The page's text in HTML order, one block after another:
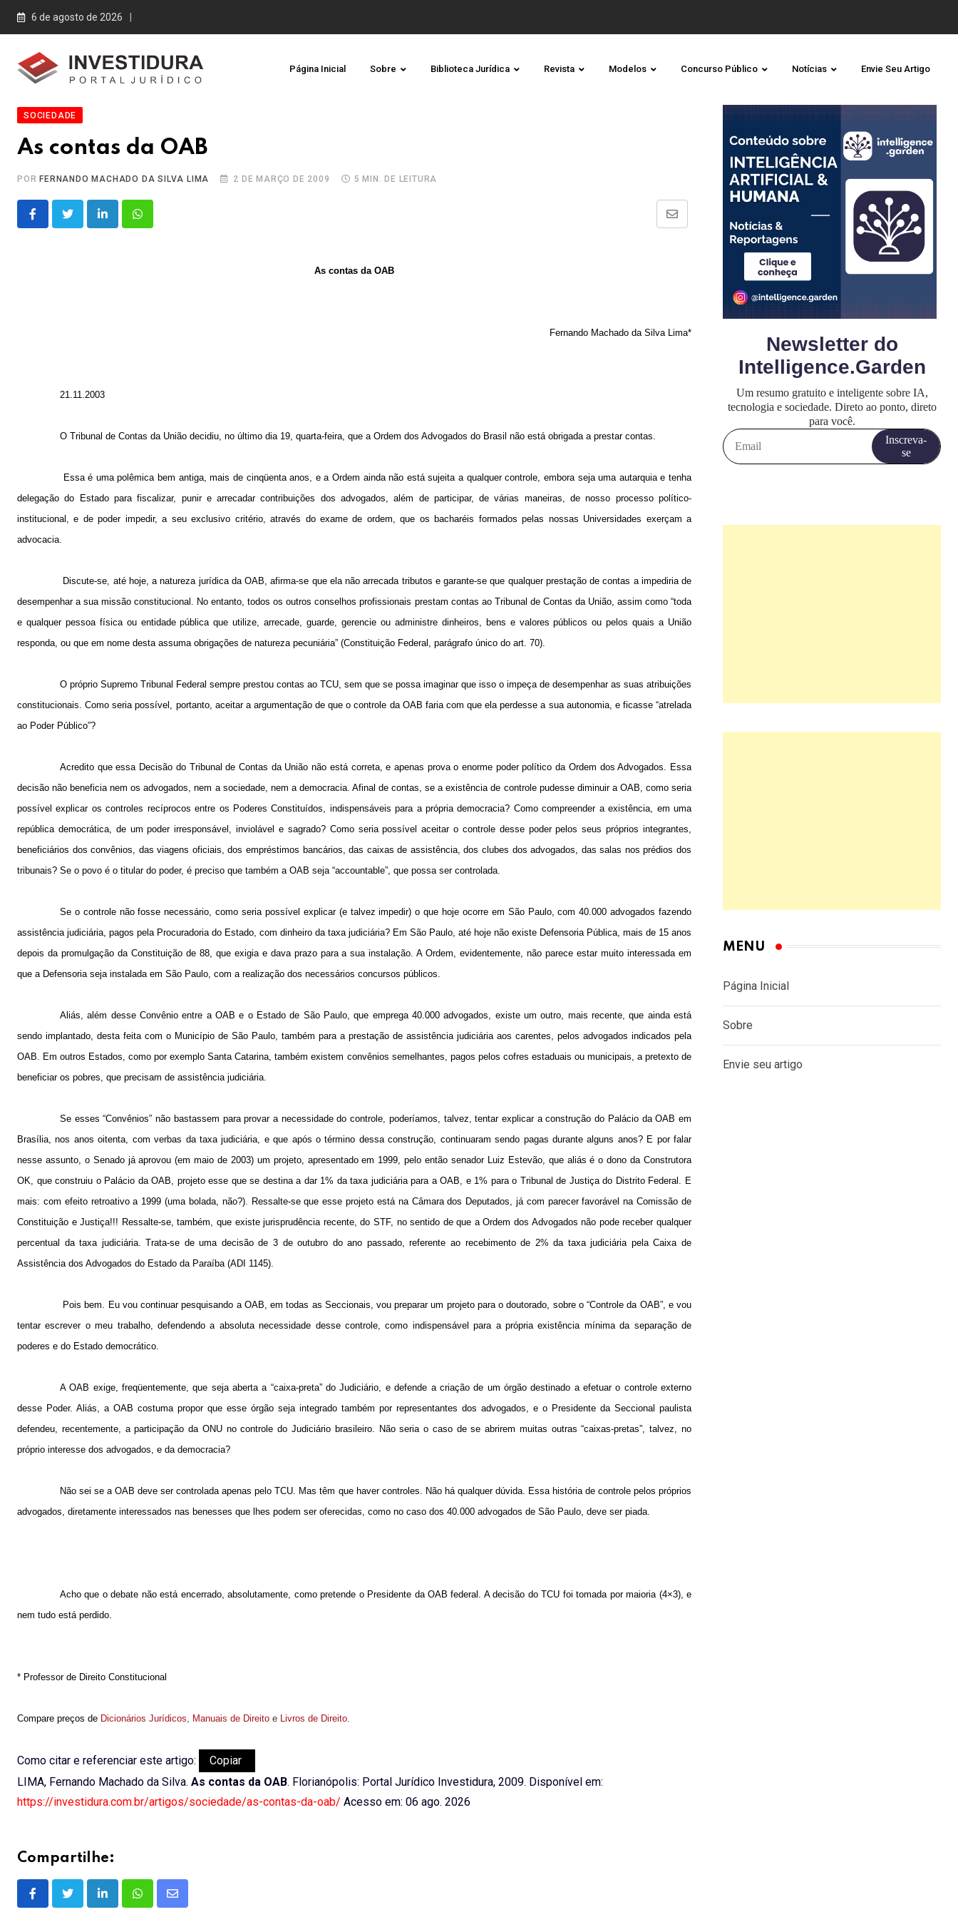
Skip
6 de agosto de 2026
Página Inicial Sobre Biblioteca Jurídica Revista Modelos Concurso Público Notícias Envie Seu Artigo
SOCIEDADE
As contas da OAB
PORFERNANDO MACHADO DA SILVA LIMA 2 DE MARÇO DE 2009 5 MIN. DE LEITURA
LinkedInWhatsapp
Share
As contas da OAB
Fernando Machado da Silva Lima*
21.11.2003
O Tribunal de Contas da União decidiu, no último dia 19, quarta-feira, que a Ordem dos Advogados do Brasil não está obrigada a prestar contas.
Essa é uma polêmica bem antiga, mais de cinqüenta anos, e a Ordem ainda não está sujeita a qualquer controle, embora seja uma autarquia e tenha
delegação do Estado para fiscalizar, punir e arrecadar contribuições dos advogados, além de participar, de várias maneiras, de nosso processo político-
institucional, e de poder impedir, a seu exclusivo critério, através do exame de ordem, que os bacharéis formados pelas nossas Universidades exerçam a
advocacia.
Discute-se, até hoje, a natureza jurídica da OAB, afirma-se que ela não arrecada tributos e garante-se que qualquer prestação de contas a impediria de
desempenhar a sua missão constitucional. No entanto, todos os outros conselhos profissionais prestam contas ao Tribunal de Contas da União, assim como “toda
e qualquer pessoa física ou entidade pública que utilize, arrecade, guarde, gerencie ou administre dinheiros, bens e valores públicos ou pelos quais a União
responda, ou que em nome desta assuma obrigações de natureza pecuniária” (Constituição Federal, parágrafo único do art. 70).
O próprio Supremo Tribunal Federal sempre prestou contas ao TCU, sem que se possa imaginar que isso o impeça de desempenhar as suas atribuições
constitucionais. Como seria possível, portanto, aceitar a argumentação de que o controle da OAB faria com que ela perdesse a sua autonomia, e ficasse “atrelada
ao Poder Público”?
Acredito que essa Decisão do Tribunal de Contas da União não está correta, e apenas prova o enorme poder político da Ordem dos Advogados. Essa
decisão não beneficia nem os advogados, nem a sociedade, nem a democracia. Afinal de contas, se a existência de controle pudesse diminuir a OAB, como seria
possível explicar os controles recíprocos entre os Poderes Constituídos, indispensáveis para a própria democracia? Como compreender a existência, em uma
república democrática, de um poder irresponsável, inviolável e sagrado? Como seria possível aceitar o controle desse poder pelos seus próprios integrantes,
beneficiários dos convênios, das viagens oficiais, dos empréstimos bancários, das caixas de assistência, dos clubes dos advogados, das salas nos prédios dos
tribunais? Se o povo é o titular do poder, é preciso que também a OAB seja “accountable”, que possa ser controlada.
Se o controle não fosse necessário, como seria possível explicar (e talvez impedir) o que hoje ocorre em São Paulo, com 40.000 advogados fazendo
assistência judiciária, pagos pela Procuradoria do Estado, com dinheiro da taxa judiciária? Em São Paulo, até hoje não existe Defensoria Pública, mais de 15 anos
depois da promulgação da Constituição de 88, que exigia e dava prazo para a sua instalação. A Ordem, evidentemente, não parece estar muito interessada em
que a Defensoria seja instalada em São Paulo, com a realização dos necessários concursos públicos.
Aliás, além desse Convênio entre a OAB e o Estado de São Paulo, que emprega 40.000 advogados, existe um outro, mais recente, que ainda está
sendo implantado, desta feita com o Município de São Paulo, também para a prestação de assistência judiciária aos carentes, pelos advogados indicados pela
OAB. Em outros Estados, como por exemplo Santa Catarina, também existem convênios semelhantes, pagos pelos cofres estaduais ou municipais, a pretexto de
beneficiar os pobres, que precisam de assistência judiciária.
Se esses “Convênios” não bastassem para provar a necessidade do controle, poderíamos, talvez, tentar explicar a construção do Palácio da OAB em
Brasília, nos anos oitenta, com verbas da taxa judiciária, e que após o término dessa construção, continuaram sendo pagas durante alguns anos? E por falar
nesse assunto, o Senado já aprovou (em maio de 2003) um projeto, apresentado em 1999, pelo então senador Luiz Estevão, que aliás é o dono da Construtora
OK, que construiu o Palácio da OAB, projeto esse que se destina a dar 1% da taxa judiciária para a OAB, e 1% para o Tribunal de Justiça do Distrito Federal. E
mais: com efeito retroativo a 1999 (uma bolada, não?). Ressalte-se que esse projeto está na Câmara dos Deputados, já com parecer favorável na Comissão de
Constituição e Justiça!!! Ressalte-se, também, que existe jurisprudência recente, do STF, no sentido de que a Ordem dos Advogados não pode receber qualquer
percentual da taxa judiciária. Trata-se de uma decisão de 3 de outubro do ano passado, referente ao recebimento de 2% da taxa judiciária pela Caixa de
Assistência dos Advogados do Estado da Paraíba (ADI 1145).
Pois bem. Eu vou continuar pesquisando a OAB, em todas as Seccionais, vou preparar um projeto para o doutorado, sobre o “Controle da OAB”, e vou
tentar escrever o meu trabalho, defendendo a absoluta necessidade desse controle, como indispensável para a própria existência mínima da separação de
poderes e do Estado democrático.
A OAB exige, freqüentemente, que seja aberta a “caixa-preta” do Judiciário, e defende a criação de um órgão destinado a efetuar o controle externo
desse Poder. Aliás, a OAB costuma propor que esse órgão seja integrado também por representantes dos advogados, e o Presidente da Seccional paulista
defendeu, recentemente, a participação da ONU no controle do Judiciário brasileiro. Não seria o caso de se abrirem muitas outras “caixas-pretas”, talvez, no
próprio interesse dos advogados, e da democracia?
Não sei se a OAB deve ser controlada apenas pelo TCU. Mas têm que haver controles. Não há qualquer dúvida. Essa história de controle pelos próprios
advogados, diretamente interessados nas benesses que lhes podem ser oferecidas, como no caso dos 40.000 advogados de São Paulo, deve ser piada.
Acho que o debate não está encerrado, absolutamente, como pretende o Presidente da OAB federal. A decisão do TCU foi tomada por maioria (4×3), e
nem tudo está perdido.
* Professor de Direito Constitucional
Compare preços de Dicionários Jurídicos Manuais de Direito e Livros de Direito
Como citar e referenciar este artigo:
Copiar
LIMA, Fernando Machado da Silva. As contas da OAB. Florianópolis: Portal Jurídico Investidura, 2009. Disponível em:
https://investidura.com.br/artigos/sociedade/as-contas-da-oab/ Acesso em: 06 ago. 2026
Compartilhe:
LinkedInWhatsappShare